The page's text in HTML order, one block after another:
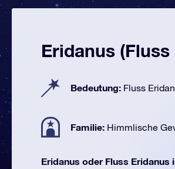
Eridanus
Bedeutung: Fluss
Familie: Himmlische
Eridanus oder Fluss Eridanus